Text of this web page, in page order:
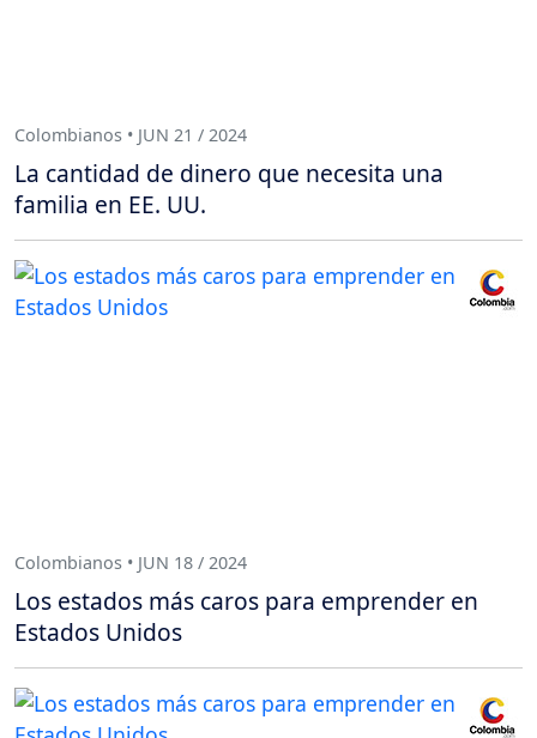
Colombianos • JUN 21 / 2024
La cantidad de dinero que necesita una
familia en EE. UU.
Colombianos • JUN 18 / 2024
Los estados más caros para emprender en
Estados Unidos